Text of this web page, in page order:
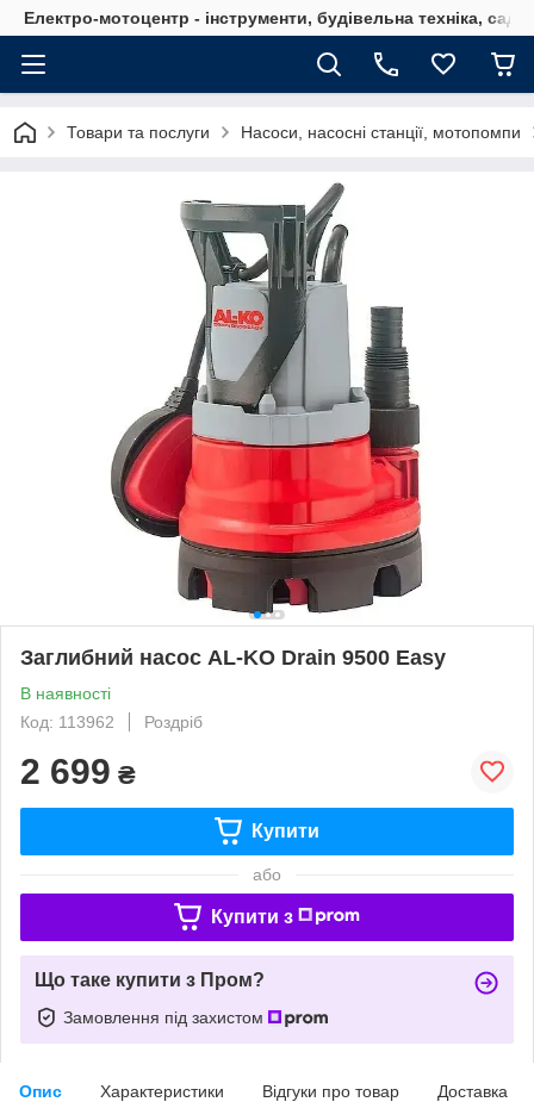
Електро-мотоцентр - інструменти, будівельна техніка,
Товари та послуги Насоси, насосні станції, мотопомпи
Заглибний насос AL-KO Drain 9500 Easy
В наявності
Код: 113962
Роздріб
2 699 ₴
Купити
або
Купити з
Що таке купити з Пром?
Замовлення під захистом
Опис Характеристики Відгуки про товар Доставка